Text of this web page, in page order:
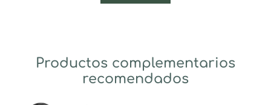
Productos complementarios
recomendados